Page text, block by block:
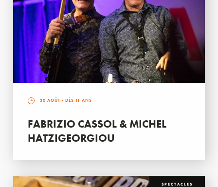
30 AOÛT - DÈS 11 ANS
FABRIZIO CASSOL & MICHEL
HATZIGEORGIOU
SPECTACLES